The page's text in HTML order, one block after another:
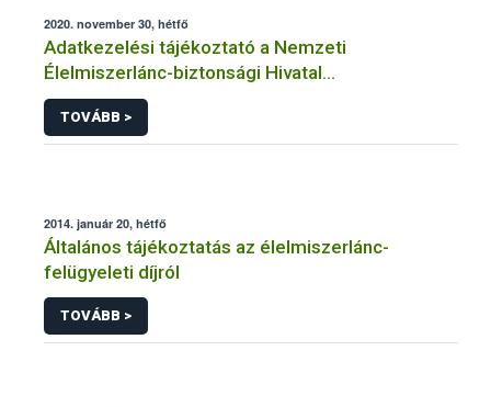
2020. november 30, hétfő
Adatkezelési tájékoztató a Nemzeti
Élelmiszerlánc-biztonsági Hivatal
Állatgyógyászati Termékek Igazgatósága
közhatalmi eljárásaihoz kapcsolódó
adatkezeléséhez
TOVÁBB >
2014. január 20, hétfő
Általános tájékoztatás az élelmiszerlánc-
felügyeleti díjról
TOVÁBB >